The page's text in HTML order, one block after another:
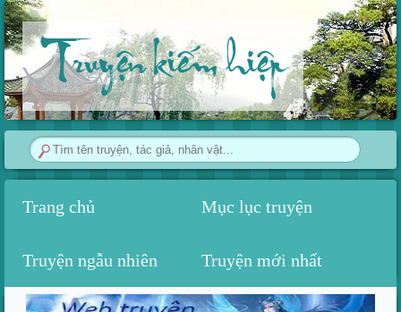
Truyện kiếm hiệp
Trang chủ Mục lục truyện
Truyện ngẫu nhiên Truyện mới nhất